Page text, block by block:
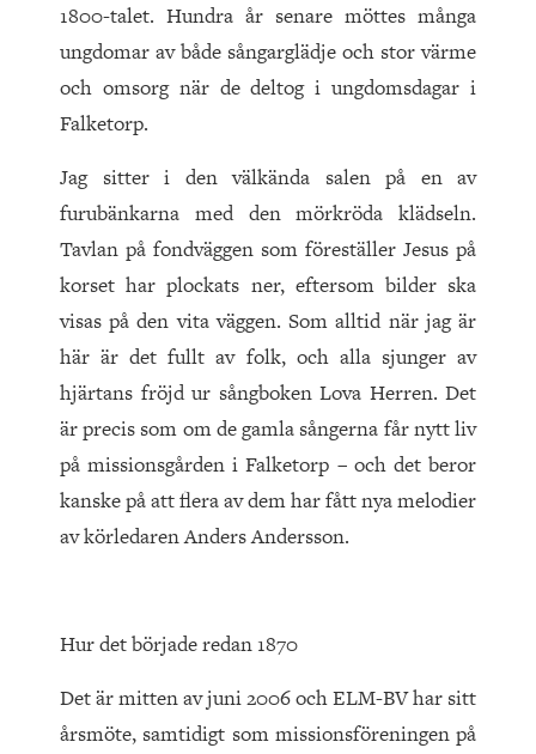
1800-talet. Hundra år senare möttes många
ungdomar av både sångarglädje och stor värme
och omsorg när de deltog i ungdomsdagar i
Falketorp.
Jag sitter i den välkända salen på en av
furubänkarna med den mörkröda klädseln.
Tavlan på fondväggen som föreställer Jesus på
korset har plockats ner, eftersom bilder ska
visas på den vita väggen. Som alltid när jag är
här är det fullt av folk, och alla sjunger av
hjärtans fröjd ur sångboken Lova Herren. Det
är precis som om de gamla sångerna får nytt liv
på missionsgården i Falketorp – och det beror
kanske på att flera av dem har fått nya melodier
av körledaren Anders Andersson.
Hur det började redan 1870
Det är mitten av juni 2006 och ELM-BV har sitt
årsmöte, samtidigt som missionsföreningen på